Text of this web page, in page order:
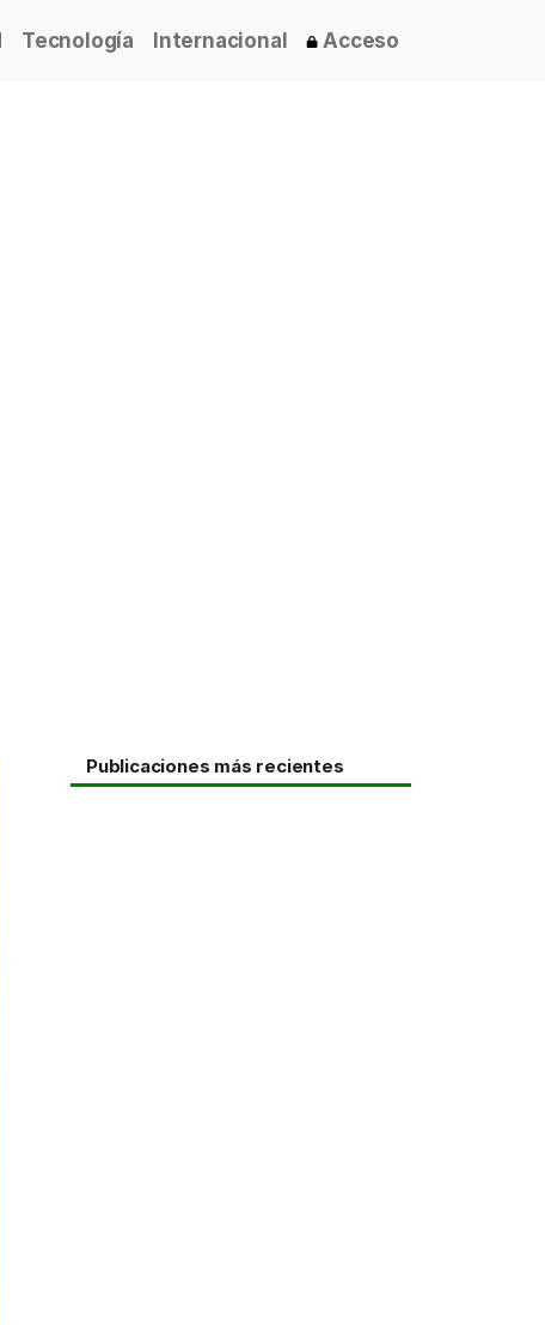
Tecnología Internacional Acceso
Publicaciones más recientes